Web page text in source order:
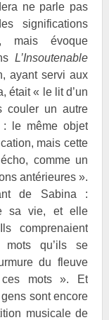
ne parle pas
significations
mais évoque
L’Insoutenable
ayant servi aux
était « le lit d’un
couler un autre
: le même objet
mais cette
comme un
antérieures ».
de Sabina :
sa vie, et elle
comprenaient
qu’ils se
du fleuve
ces mots ». Et
sont encore
musicale de